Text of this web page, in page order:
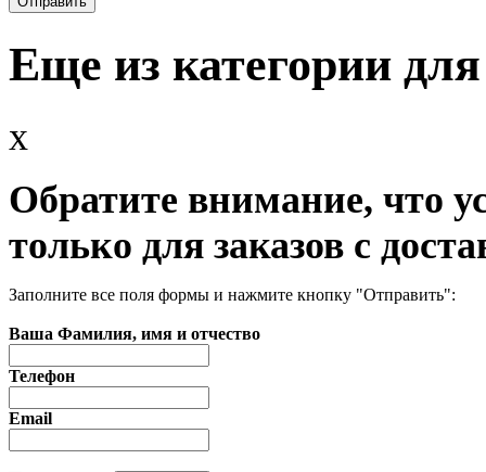
Еще из категории
x
Обратите внимание, что
только для заказов с
Заполните все поля формы и нажмите кнопку "Отправить":
Ваша Фамилия, имя и отчество
Телефон
Email